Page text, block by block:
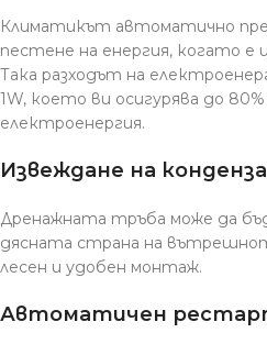
Климатикът автоматично
пестене на енергия, когато е
Така разходът на
1W, което ви осигурява до
електроенергия.
Извеждане на
Дренажната тръба може да
дясната страна на
лесен и удобен монтаж.
Автоматичен